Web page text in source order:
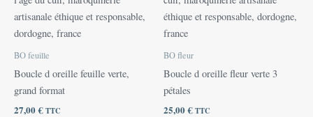
BO feuille
Boucle d oreille feuille verte,
grand format
27,00€TTC
BO fleur
Boucle d oreille fleur verte 3
pétales
25,00€TTC